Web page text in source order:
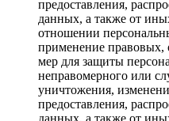
предоставления,
данных, а также от
отношении
применение правовых,
мер для защиты
неправомерного или
уничтожения,
предоставления,
данных, а также от